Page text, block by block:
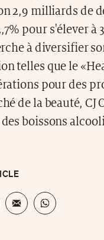
2,9 milliards de
pour s'élever
à diversifier
telles que le
pour des
de la beauté, CJ
boissons